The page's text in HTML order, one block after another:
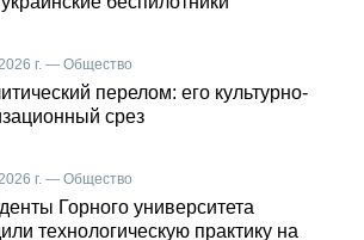
г. — Общество
перелом: его культурно-
срез
г. — Общество
Горного университета
технологическую практику на